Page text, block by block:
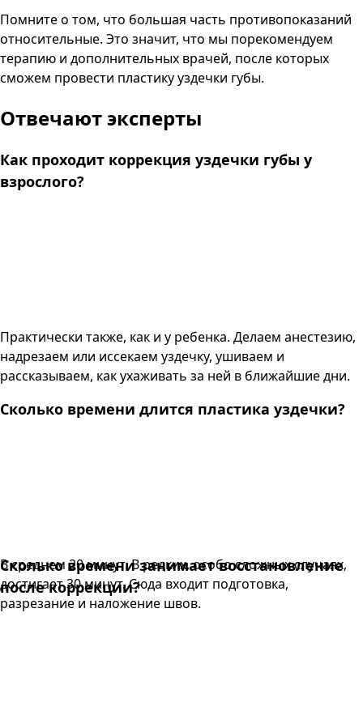
Помните о том, что большая часть противопоказаний
относительные. Это значит, что мы порекомендуем
терапию и дополнительных врачей, после которых
сможем провести пластику уздечки губы.
Отвечают эксперты
Как проходит коррекция уздечки губы у
взрослого?
Практически также, как и у ребенка. Делаем анестезию,
надрезаем или иссекаем уздечку, ушиваем и
рассказываем, как ухаживать за ней в ближайшие дни.
Сколько времени длится пластика уздечки?
В среднем 20 минут. В редких, особо сложных случаях,
достигает 30 минут. Сюда входит подготовка,
разрезание и наложение швов.
Сколько времени занимает восстановление
после коррекции?